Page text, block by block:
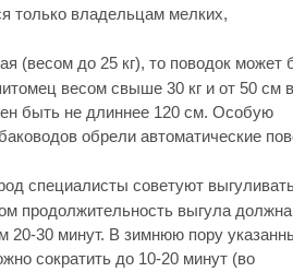
только владельцам мелких,
(весом до 25 кг), то поводок может
весом свыше 30 кг и от 50 см в
быть не длиннее 120 см. Особую
обрели автоматические
специалисты советуют
продолжительность выгула должна
20-30 минут. В зимнюю пору
сократить до 10-20 минут (во